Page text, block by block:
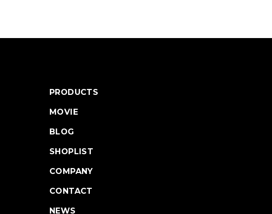
PRODUCTS
MOVIE
BLOG
SHOPLIST
COMPANY
CONTACT
NEWS